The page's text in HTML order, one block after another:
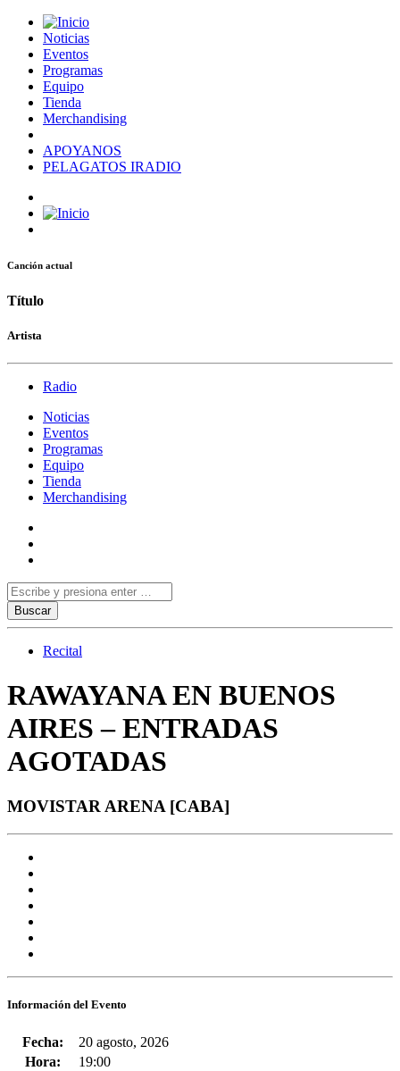
Noticias
Eventos
Programas
Equipo
Tienda
Merchandising
APOYANOS
PELAGATOS IRADIO
Canción actual
Título
Artista
Radio
Noticias
Eventos
Programas
Equipo
Tienda
Merchandising
Recital
RAWAYANA EN BUENOS
AIRES – ENTRADAS
AGOTADAS
MOVISTAR ARENA [CABA]
Información del Evento
Fecha:
20 agosto, 2026
Hora:
19:00